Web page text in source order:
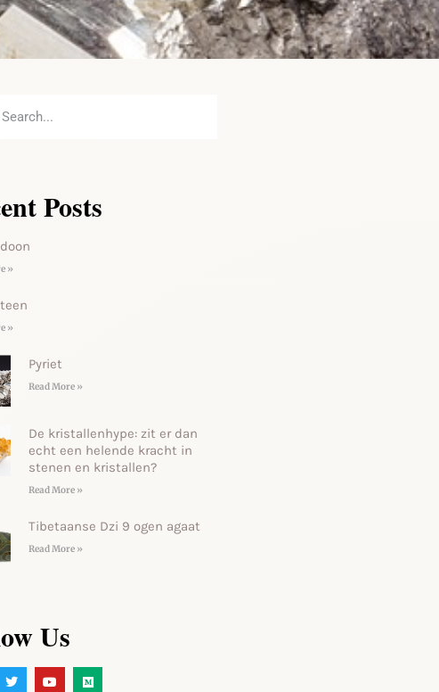
Posts
»
»
Pyriet
Read More »
De kristallenhype: zit er dan
echt een helende kracht in
stenen en kristallen?
Read More »
Tibetaanse Dzi 9 ogen agaat
Read More »
Us